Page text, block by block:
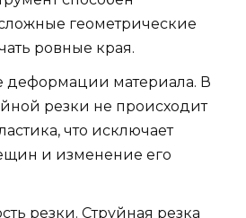
геометрические
ровные края.
материала. В
резки не происходит
что исключает
и изменение его
резки. Струйная резка